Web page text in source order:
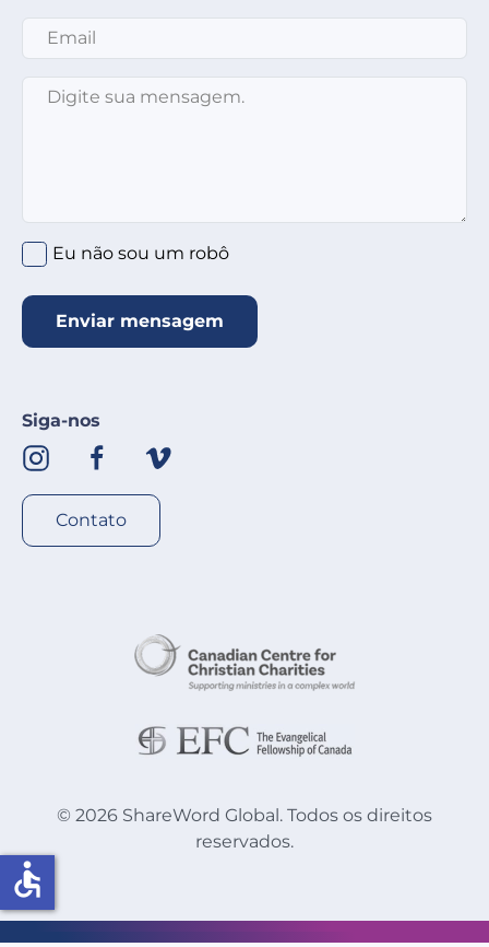
Email
Mensagem
Clique no círculo abaixo *
Eu não sou um robô
Enviar mensagem
Siga-nos
Contato
© 2026 ShareWord Global. Todos os direitos
reservados.
accessible